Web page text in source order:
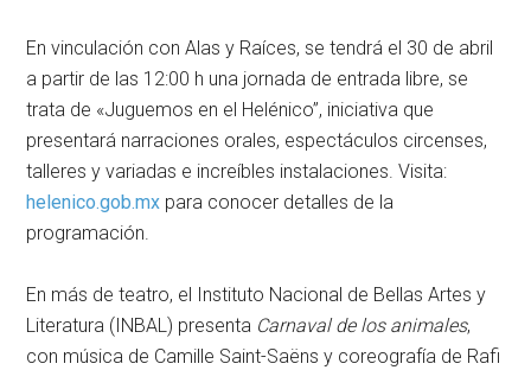
En vinculación con Alas y Raíces, se tendrá el 30 de abril
a partir de las 12:00 h una jornada de entrada libre, se
trata de «Juguemos en el Helénico”, iniciativa que
presentará narraciones orales, espectáculos circenses,
talleres y variadas e increíbles instalaciones. Visita:
helenico.gob.mx para conocer detalles de la
programación.
En más de teatro, el Instituto Nacional de Bellas Artes y
Literatura (INBAL) presenta Carnaval de los animales,
con música de Camille Saint-Saëns y coreografía de Rafi